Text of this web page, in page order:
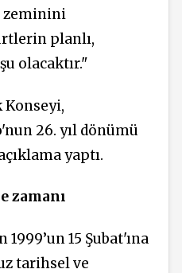
zeminini
planlı,
olacaktır."
Konseyi,
26. yıl dönümü
yaptı.
zamanı
1999’un 15 Şubat'ına
tarihsel ve